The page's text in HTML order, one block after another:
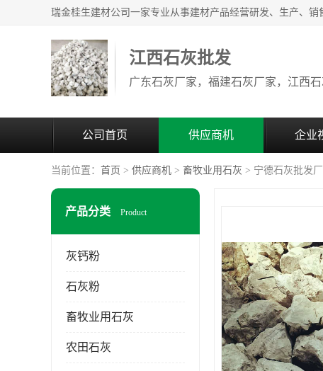
江西石灰批发
公司首页 供应商机 企业
当前位置： 首页 > 供应商机 > 畜牧业用石灰 > 宁德石灰批发
产品分类 Product
灰钙粉
石灰粉
畜牧业用石灰
农田石灰